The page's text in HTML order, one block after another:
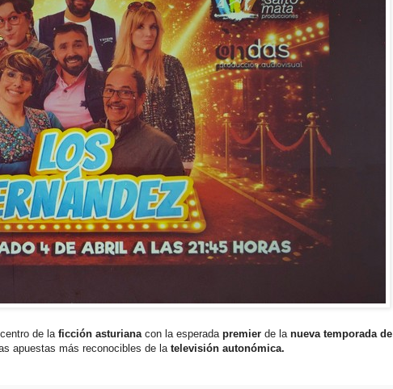
de la ficción asturianacon la esperada premierde la nueva temporada de
apuestas más reconocibles de la televisión autonómica.